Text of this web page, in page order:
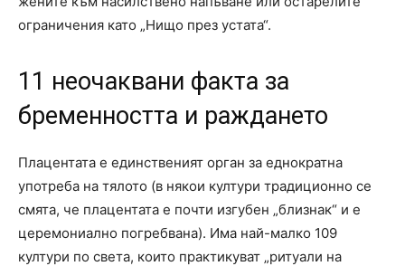
ограничения като „Нищо през устата“.
11 неочаквани факта за
бременността и раждането
Плацентата е единственият орган за еднократна
употреба на тялото (в някои култури традиционно се
смята, че плацентата е почти изгубен „близнак“ и е
церемониално погребвана). Има най-малко 109
култури по света, които практикуват „ритуали на